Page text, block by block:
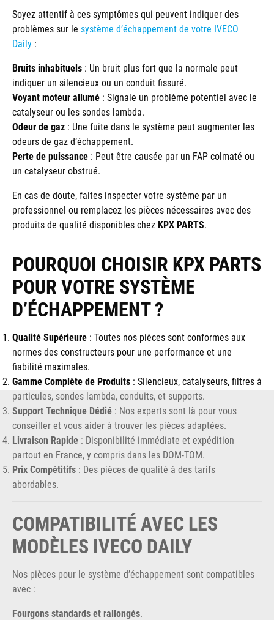
Soyez attentif à ces symptômes qui peuvent indiquer des
problèmes sur le système d’échappement de votre IVECO
Daily :
Bruits inhabituels : Un bruit plus fort que la normale peut
indiquer un silencieux ou un conduit fissuré.
Voyant moteur allumé : Signale un problème potentiel avec le
catalyseur ou les sondes lambda.
Odeur de gaz : Une fuite dans le système peut augmenter les
odeurs de gaz d’échappement.
Perte de puissance : Peut être causée par un FAP colmaté ou
un catalyseur obstrué.
En cas de doute, faites inspecter votre système par un
professionnel ou remplacez les pièces nécessaires avec des
produits de qualité disponibles chez KPX PARTS.
POURQUOI CHOISIR KPX PARTS
POUR VOTRE SYSTÈME
D’ÉCHAPPEMENT ?
Qualité Supérieure : Toutes nos pièces sont conformes aux
normes des constructeurs pour une performance et une
fiabilité maximales.
Gamme Complète de Produits : Silencieux, catalyseurs, filtres à
particules, sondes lambda, conduits, et supports.
Support Technique Dédié : Nos experts sont là pour vous
conseiller et vous aider à trouver les pièces adaptées.
Livraison Rapide : Disponibilité immédiate et expédition
partout en France, y compris dans les DOM-TOM.
Prix Compétitifs : Des pièces de qualité à des tarifs
abordables.
COMPATIBILITÉ AVEC LES
MODÈLES IVECO DAILY
Nos pièces pour le système d’échappement sont compatibles
avec :
Fourgons standards et rallongés.